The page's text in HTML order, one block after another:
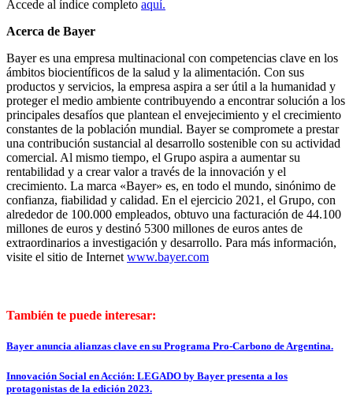
Accede al índice completo aquí.
Acerca de Bayer
Bayer es una empresa multinacional con competencias clave en los
ámbitos biocientíficos de la salud y la alimentación. Con sus
productos y servicios, la empresa aspira a ser útil a la humanidad y
proteger el medio ambiente contribuyendo a encontrar solución a los
principales desafíos que plantean el envejecimiento y el crecimiento
constantes de la población mundial. Bayer se compromete a prestar
una contribución sustancial al desarrollo sostenible con su actividad
comercial. Al mismo tiempo, el Grupo aspira a aumentar su
rentabilidad y a crear valor a través de la innovación y el
crecimiento. La marca «Bayer» es, en todo el mundo, sinónimo de
confianza, fiabilidad y calidad. En el ejercicio 2021, el Grupo, con
alrededor de 100.000 empleados, obtuvo una facturación de 44.100
millones de euros y destinó 5300 millones de euros antes de
extraordinarios a investigación y desarrollo. Para más información,
visite el sitio de Internet www.bayer.com
También te puede interesar:
Bayer anuncia alianzas clave en su Programa Pro-Carbono de Argentina.
Innovación Social en Acción: LEGADO by Bayer presenta a los
protagonistas de la edición 2023.